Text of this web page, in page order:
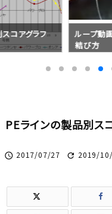
コアグラフ
ループ動
結び方
PEラインの製品別ス
 2017/07/27  2019/